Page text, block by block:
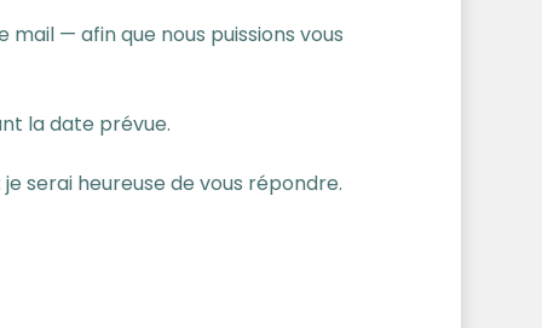
— afin que nous puissions vous
la date prévue.
serai heureuse de vous répondre.